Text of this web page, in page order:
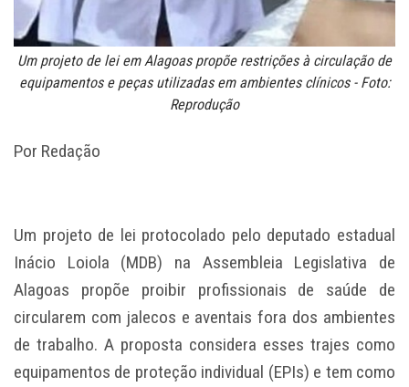
Um projeto de lei em Alagoas propõe restrições à circulação de
equipamentos e peças utilizadas em ambientes clínicos - Foto:
Reprodução
Por Redação
Um projeto de lei protocolado pelo deputado estadual
Inácio Loiola (MDB) na Assembleia Legislativa de
Alagoas propõe proibir profissionais de saúde de
circularem com jalecos e aventais fora dos ambientes
de trabalho. A proposta considera esses trajes como
equipamentos de proteção individual (EPIs) e tem como